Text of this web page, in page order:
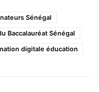
Sénégal
Baccalauréat Sénégal
digitale éducation